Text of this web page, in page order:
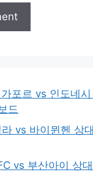
포르 vs 인도네
드
vs 바이뮌헨 상
vs 부산아이 상